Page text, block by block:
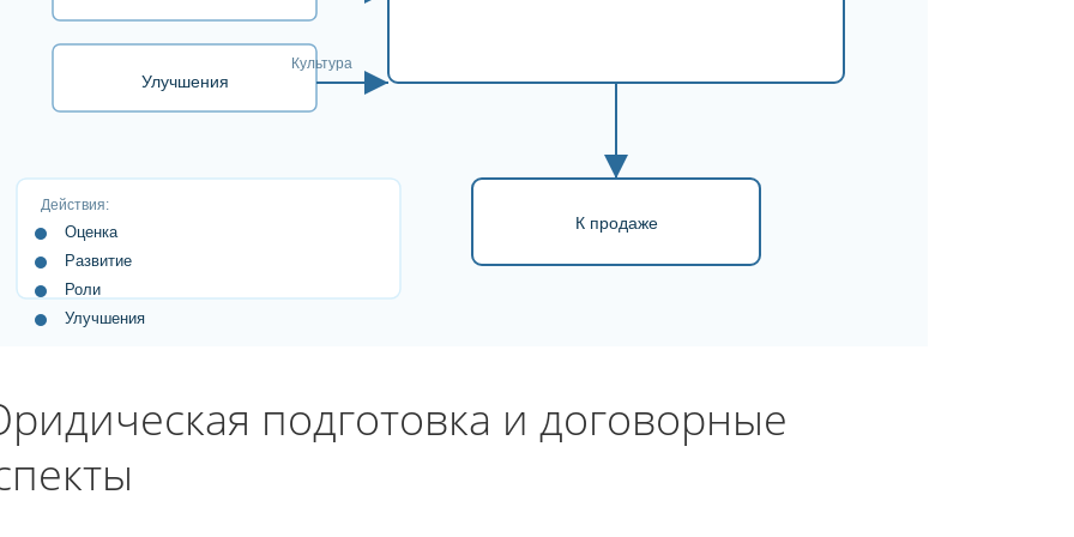
Улучшения
К продаже
Действия:
Оценка
Развитие
Роли
Улучшения
Культура
подготовка и договорные